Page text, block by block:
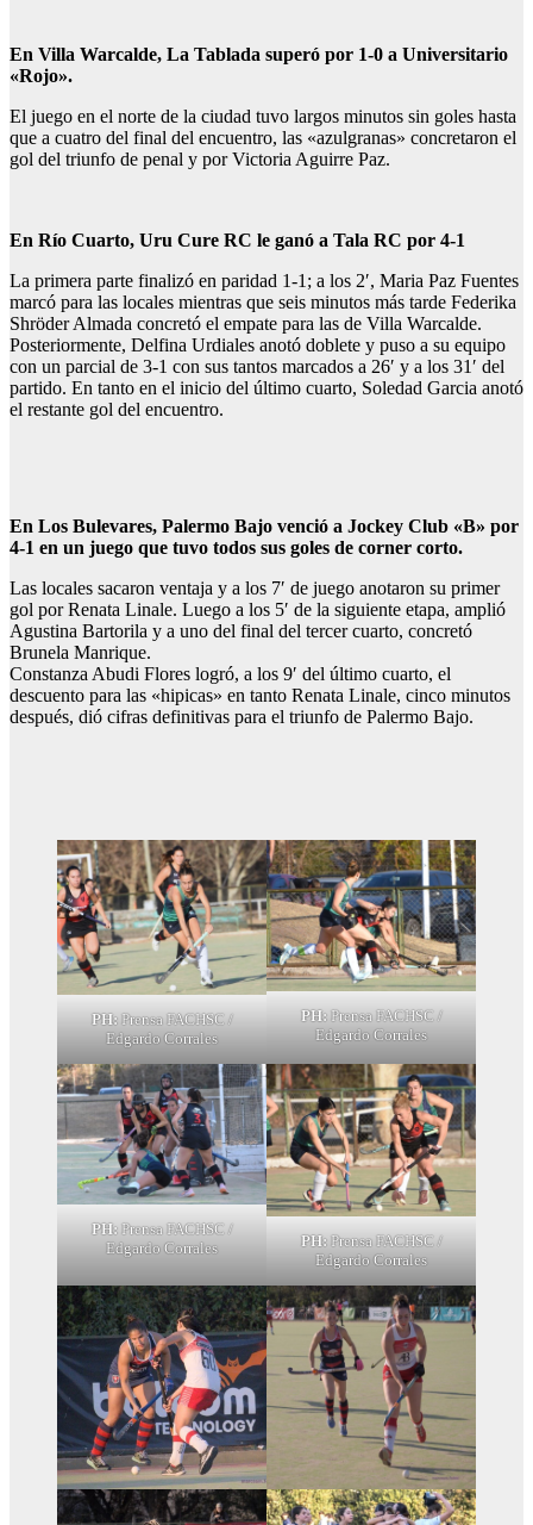
En Villa Warcalde, La Tablada superó por 1-0 a Universitario
«Rojo».
El juego en el norte de la ciudad tuvo largos minutos sin goles hasta
que a cuatro del final del encuentro, las «azulgranas» concretaron el
gol del triunfo de penal y por Victoria Aguirre Paz.
En Río Cuarto, Uru Cure RC le ganó a Tala RC por 4-1
La primera parte finalizó en paridad 1-1; a los 2′, Maria Paz Fuentes
marcó para las locales mientras que seis minutos más tarde Federika
Shröder Almada concretó el empate para las de Villa Warcalde.
Posteriormente, Delfina Urdiales anotó doblete y puso a su equipo
con un parcial de 3-1 con sus tantos marcados a 26′ y a los 31′ del
partido. En tanto en el inicio del último cuarto, Soledad Garcia anotó
el restante gol del encuentro.
En Los Bulevares, Palermo Bajo venció a Jockey Club «B» por
4-1 en un juego que tuvo todos sus goles de corner corto.
Las locales sacaron ventaja y a los 7′ de juego anotaron su primer
gol por Renata Linale. Luego a los 5′ de la siguiente etapa, amplió
Agustina Bartorila y a uno del final del tercer cuarto, concretó
Brunela Manrique.
Constanza Abudi Flores logró, a los 9′ del último cuarto, el
descuento para las «hipicas» en tanto Renata Linale, cinco minutos
después, dió cifras definitivas para el triunfo de Palermo Bajo.
PH:Prensa FACHSC /
Edgardo Corrales
PH:Prensa FACHSC /
Edgardo Corrales
PH:Prensa FACHSC /
Edgardo Corrales
PH:Prensa FACHSC /
Edgardo Corrales